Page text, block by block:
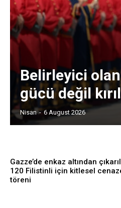
Belirleyici olan
gücü değil
Nisan - 6 August 2026
Gazze’de enkaz altından
120 Filistinli için kitlesel
töreni